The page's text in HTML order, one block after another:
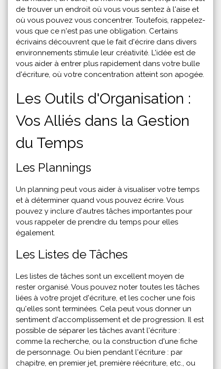
de trouver un endroit où vous vous sentez à l'aise et
où vous pouvez vous concentrer. Toutefois, rappelez-
vous que ce n'est pas une obligation. Certains
écrivains découvrent que le fait d'écrire dans divers
environnements stimule leur créativité. L'idée est de
vous aider à entrer plus rapidement dans votre bulle
d'écriture, où votre concentration atteint son apogée.
Les Outils d'Organisation :
Vos Alliés dans la Gestion
du Temps
Les Plannings
Un planning peut vous aider à visualiser votre temps
et à déterminer quand vous pouvez écrire. Vous
pouvez y inclure d'autres tâches importantes pour
vous rappeler de prendre du temps pour elles
également.
Les Listes de Tâches
Les listes de tâches sont un excellent moyen de
rester organisé. Vous pouvez noter toutes les tâches
liées à votre projet d'écriture, et les cocher une fois
qu'elles sont terminées. Cela peut vous donner un
sentiment d'accomplissement et de progression. Il est
possible de séparer les tâches avant l'écriture :
comme la recherche, ou la construction d'une fiche
de personnage. Ou bien pendant l'écriture : par
chapitre, en premier jet, première réécriture, etc., ou